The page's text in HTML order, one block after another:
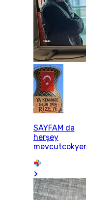
SAYFAM da
herşey